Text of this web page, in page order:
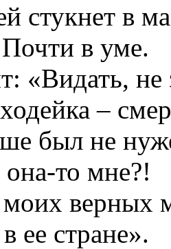
стукнет в
в уме.
«Видать, не
–
был не
то мне?!
моих верных
ее стране».